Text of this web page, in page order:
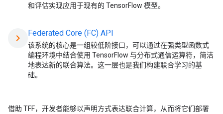
和评估实现应用于现有的 TensorFlow 模型。
chevron_right Federated Core (FC) API
该系统的核心是一组较低阶接口，可以通过在强类型函数式
编程环境中结合使用 TensorFlow 与分布式通信运算符，简洁
地表达新的联合算法。这一层也是我们构建联合学习的基
础。
借助 TFF，开发者能够以声明方式表达联合计算，从而将它们部署